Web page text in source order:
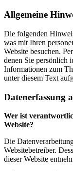
Allgemeine
Die folgenden
was mit Ihren
Website besuchen.
denen Sie persönlich
Informationen zum
unter diesem Text
Datenerfassung
Wer ist
Website?
Die
Websitebetreiber.
dieser Website